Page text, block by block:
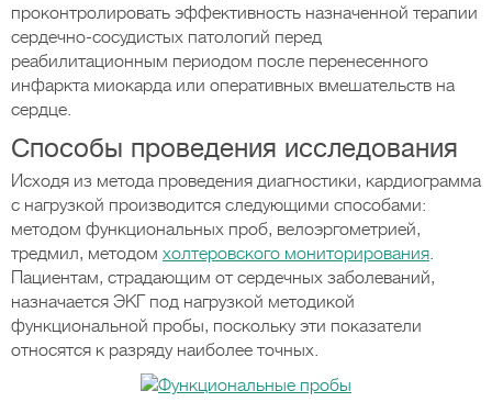
проконтролировать эффективность назначенной терапии
сердечно-сосудистых патологий перед
реабилитационным периодом после перенесенного
инфаркта миокарда или оперативных вмешательств на
сердце.
Способы проведения исследования
Исходя из метода проведения диагностики, кардиограмма
с нагрузкой производится следующими способами:
методом функциональных проб, велоэргометрией,
тредмил, методом холтеровского мониторирования.
Пациентам, страдающим от сердечных заболеваний,
назначается ЭКГ под нагрузкой методикой
функциональной пробы, поскольку эти показатели
относятся к разряду наиболее точных.